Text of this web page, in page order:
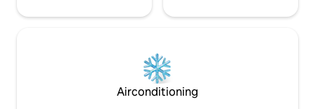
Airconditioning